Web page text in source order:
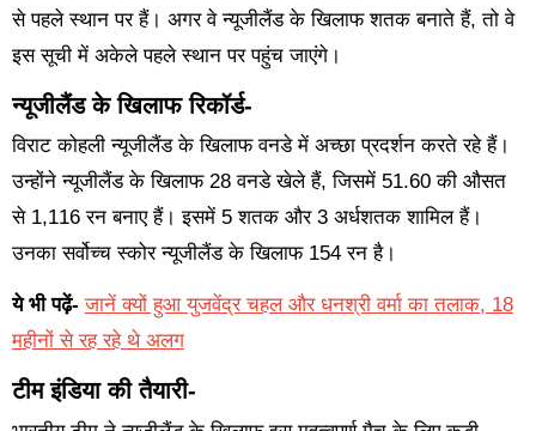
से पहले स्थान पर हैं। अगर वे न्यूजीलैंड के खिलाफ शतक बनाते हैं, तो वे
इस सूची में अकेले पहले स्थान पर पहुंच जाएंगे।
न्यूजीलैंड के खिलाफ रिकॉर्ड-
विराट कोहली न्यूजीलैंड के खिलाफ वनडे में अच्छा प्रदर्शन करते रहे हैं।
उन्होंने न्यूजीलैंड के खिलाफ 28 वनडे खेले हैं, जिसमें 51.60 की औसत
से 1,116 रन बनाए हैं। इसमें 5 शतक और 3 अर्धशतक शामिल हैं।
उनका सर्वोच्च स्कोर न्यूजीलैंड के खिलाफ 154 रन है।
ये भी पढ़ें- जानें क्यों हुआ युजवेंद्र चहल और धनश्री वर्मा का तलाक, 18
महीनों से रह रहे थे अलग
टीम इंडिया की तैयारी-